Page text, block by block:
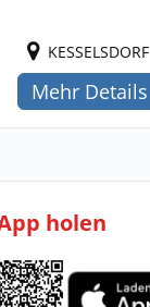
KESSELSDORF
Mehr Details
holen